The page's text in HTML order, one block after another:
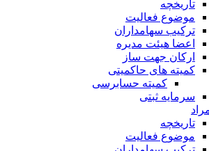
تاریخچه
موضوع فعالیت
ترکیب سهامداران
اعضا هیئت مدیره
ارکان جهت ساز
کمیته های حاکمیتی
کمیته حسابرسی
سرمایه ثبتی
تاریخچه
موضوع فعالیت